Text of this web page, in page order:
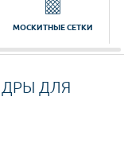
МОСКИТНЫЕ СЕТКИ
ДЛЯ